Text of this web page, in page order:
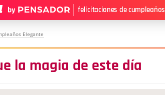
felicitaciones de cumpleaños
Elegante
la magia de este día